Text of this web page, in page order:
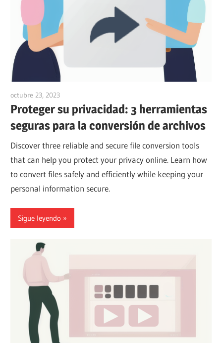
octubre 23, 2023
Proteger su privacidad: 3 herramientas
seguras para la conversión de archivos
Discover three reliable and secure file conversion tools
that can help you protect your privacy online. Learn how
to convert files safely and efficiently while keeping your
personal information secure.
Sigue leyendo